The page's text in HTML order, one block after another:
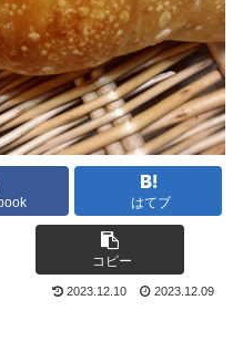
はてブ
コピー
2023.12.10 2023.12.09